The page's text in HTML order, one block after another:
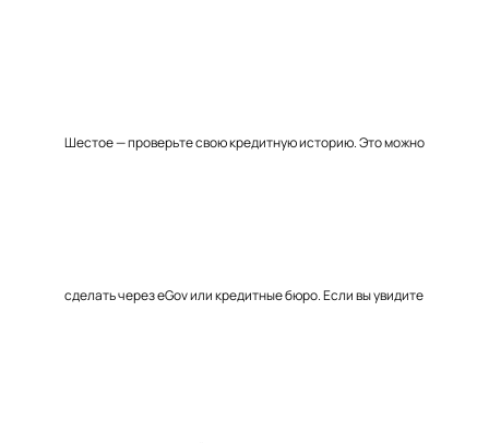
Шестое — проверьте свою кредитную историю. Это можно
сделать через eGov или кредитные бюро. Если вы увидите